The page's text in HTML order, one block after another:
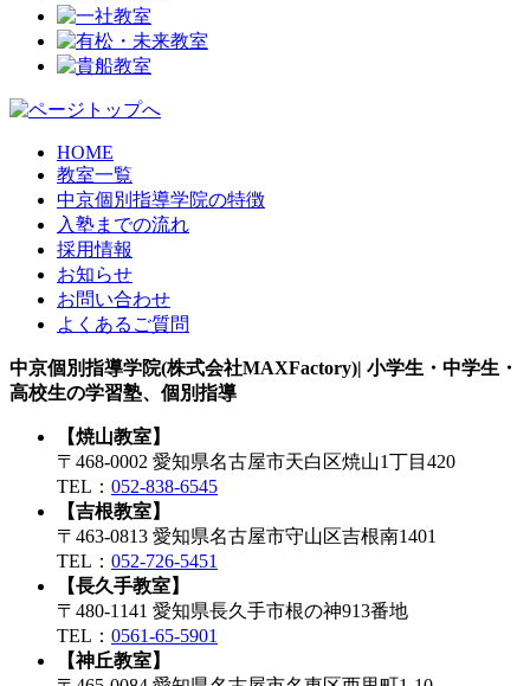
HOME
教室一覧
中京個別指導学院の特徴
入塾までの流れ
採用情報
お知らせ
お問い合わせ
よくあるご質問
中京個別指導学院(株式会社MAXFactory)| 小学生・中学生・
高校生の学習塾、個別指導
【焼山教室】
〒468-0002 愛知県名古屋市天白区焼山1丁目420
TEL： 052-838-6545
【吉根教室】
〒463-0813 愛知県名古屋市守山区吉根南1401
TEL： 052-726-5451
【長久手教室】
〒480-1141 愛知県長久手市根の神913番地
TEL： 0561-65-5901
【神丘教室】